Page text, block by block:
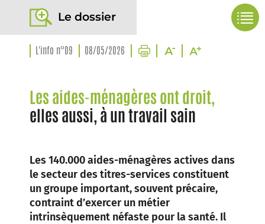
Le dossier
L'info n°09 08/05/2026
Les aides-ménagères ont droit,
elles aussi, à un travail sain
Les 140.000 aides-ménagères actives dans
le secteur des titres-services constituent
un groupe important, souvent précaire,
contraint d’exercer un métier
intrinsèquement néfaste pour la santé. Il